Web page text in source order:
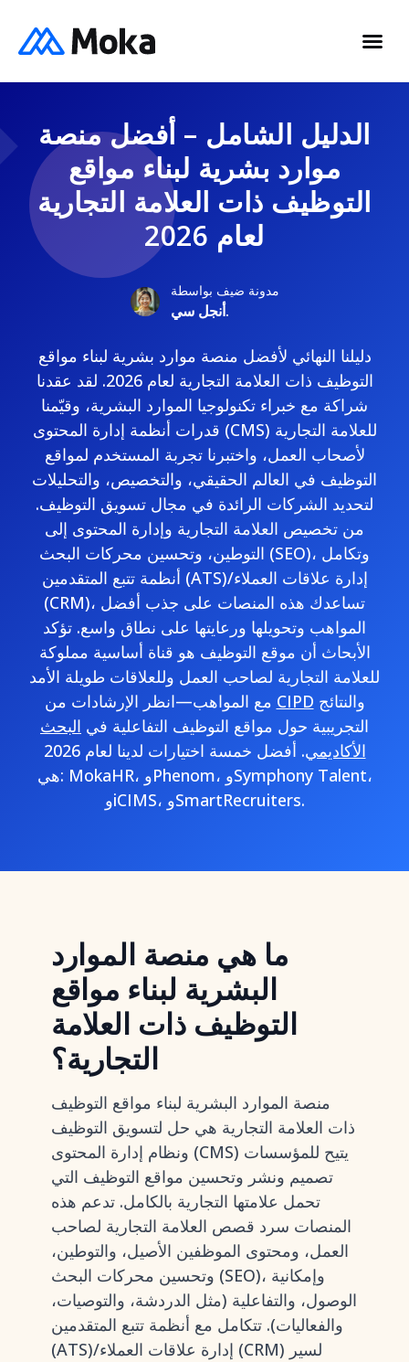
الدليل الشامل – أفضل منصة
موارد بشرية لبناء مواقع
التوظيف ذات العلامة التجارية
لعام 2026
مدونة ضيف بواسطة
أنجل سي.
دليلنا النهائي لأفضل منصة موارد بشرية لبناء مواقع
التوظيف ذات العلامة التجارية لعام 2026. لقد عقدنا
شراكة مع خبراء تكنولوجيا الموارد البشرية، وقيّمنا
قدرات أنظمة إدارة المحتوى (CMS) للعلامة التجارية
لأصحاب العمل، واختبرنا تجربة المستخدم لمواقع
التوظيف في العالم الحقيقي، والتخصيص، والتحليلات
لتحديد الشركات الرائدة في مجال تسويق التوظيف.
من تخصيص العلامة التجارية وإدارة المحتوى إلى
التوطين، وتحسين محركات البحث (SEO)، وتكامل
أنظمة تتبع المتقدمين (ATS)/إدارة علاقات العملاء
(CRM)، تساعدك هذه المنصات على جذب أفضل
المواهب وتحويلها ورعايتها على نطاق واسع. تؤكد
الأبحاث أن موقع التوظيف هو قناة أساسية مملوكة
للعلامة التجارية لصاحب العمل وللعلاقات طويلة الأمد
CIPD
التجريبية حول مواقع التوظيف التفاعلية في البحث
الأكاديمي
. أفضل خمسة اختيارات لدينا لعام 2026
هي: MokaHR، وPhenom، وSymphony Talent،
وiCIMS، وSmartRecruiters.
ما هي منصة الموارد
البشرية لبناء مواقع
التوظيف ذات العلامة
التجارية؟
منصة الموارد البشرية لبناء مواقع التوظيف
ذات العلامة التجارية هي حل لتسويق التوظيف
ونظام إدارة المحتوى (CMS) يتيح للمؤسسات
تصميم ونشر وتحسين مواقع التوظيف التي
تحمل علامتها التجارية بالكامل. تدعم هذه
المنصات سرد قصص العلامة التجارية لصاحب
العمل، ومحتوى الموظفين الأصيل، والتوطين،
وتحسين محركات البحث (SEO)، وإمكانية
الوصول، والتفاعلية (مثل الدردشة، والتوصيات،
والفعاليات). تتكامل مع أنظمة تتبع المتقدمين
(ATS)/إدارة علاقات العملاء (CRM) لسير